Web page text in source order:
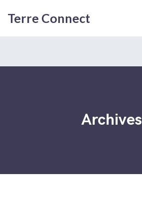
Terre Connect
Archives